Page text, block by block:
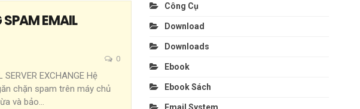
EMAIL
0
EXCHANGE Hệ
chặn spam trên máy chủ
và bảo…
Công Cụ
Download
Downloads
Ebook
Ebook Sách